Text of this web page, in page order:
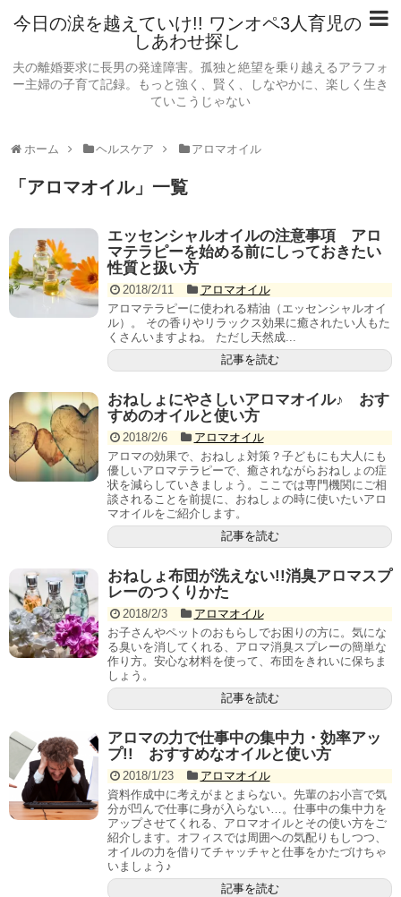
今日の涙を越えていけ!! ワンオペ3人育児の
しあわせ探し
夫の離婚要求に長男の発達障害。孤独と絶望を乗り越えるアラフォ
ー主婦の子育て記録。もっと強く、賢く、しなやかに、楽しく生き
ていこうじゃない
ホーム ヘルスケア アロマオイル
「 アロマオイル」 一覧
エッセンシャルオイルの注意事項 アロ
マテラピーを始める前にしっておきたい
性質と扱い方
2018/2/11
アロマオイル
アロマテラピーに使われる精油（エッセンシャルオイ
ル）。 その香りやリラックス効果に癒されたい人もた
くさんいますよね。 ただし天然成...
記事を読む
おねしょにやさしいアロマオイル♪ おす
すめのオイルと使い方
2018/2/6
アロマオイル
アロマの効果で、おねしょ対策？子どもにも大人にも
優しいアロマテラピーで、癒されながらおねしょの症
状を減らしていきましょう。ここでは専門機関にご相
談されることを前提に、おねしょの時に使いたいアロ
マオイルをご紹介します。
記事を読む
おねしょ布団が洗えない!!消臭アロマスプ
レーのつくりかた
2018/2/3
アロマオイル
お子さんやペットのおもらしでお困りの方に。気にな
る臭いを消してくれる、アロマ消臭スプレーの簡単な
作り方。安心な材料を使って、布団をきれいに保ちま
しょう。
記事を読む
アロマの力で仕事中の集中力・効率アッ
プ!! おすすめなオイルと使い方
2018/1/23
アロマオイル
資料作成中に考えがまとまらない。先輩のお小言で気
分が凹んで仕事に身が入らない…。仕事中の集中力を
アップさせてくれる、アロマオイルとその使い方をご
紹介します。オフィスでは周囲への気配りもしつつ、
オイルの力を借りてチャッチャと仕事をかたづけちゃ
いましょう♪
記事を読む